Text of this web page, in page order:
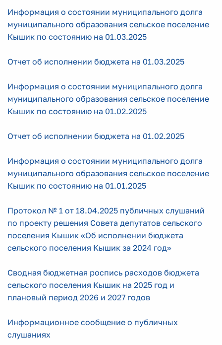
Информация о состоянии муниципального долга
муниципального образования сельское поселение
Кышик по состоянию на 01.03.2025
Отчет об исполнении бюджета на 01.03.2025
Информация о состоянии муниципального долга
муниципального образования сельское поселение
Кышик по состоянию на 01.02.2025
Отчет об исполнении бюджета на 01.02.2025
Информация о состоянии муниципального долга
муниципального образования сельское поселение
Кышик по состоянию на 01.01.2025
Протокол № 1 от 18.04.2025 публичных слушаний
по проекту решения Совета депутатов сельского
поселения Кышик «Об исполнении бюджета
сельского поселения Кышик за 2024 год»
Сводная бюджетная роспись расходов бюджета
сельского поселения Кышик на 2025 год и
плановый период 2026 и 2027 годов
Информационное сообщение о публичных
слушаниях